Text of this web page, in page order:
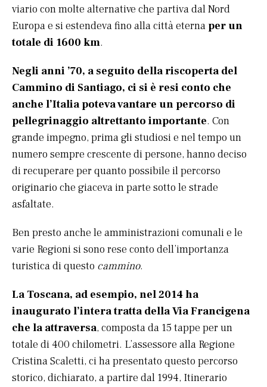
viario con molte alternative che partiva dal Nord
Europa e si estendeva fino alla città eterna per un
totale di 1600 km.
Negli anni ’70, a seguito della riscoperta del
Cammino di Santiago, ci si è resi conto che
anche l’Italia poteva vantare un percorso di
pellegrinaggio altrettanto importante. Con
grande impegno, prima gli studiosi e nel tempo un
numero sempre crescente di persone, hanno deciso
di recuperare per quanto possibile il percorso
originario che giaceva in parte sotto le strade
asfaltate.
Ben presto anche le amministrazioni comunali e le
varie Regioni si sono rese conto dell’importanza
turistica di questo cammino.
La Toscana, ad esempio, nel 2014 ha
inaugurato l’intera tratta della Via Francigena
che la attraversa, composta da 15 tappe per un
totale di 400 chilometri. L’assessore alla Regione
Cristina Scaletti, ci ha presentato questo percorso
storico, dichiarato, a partire dal 1994, Itinerario